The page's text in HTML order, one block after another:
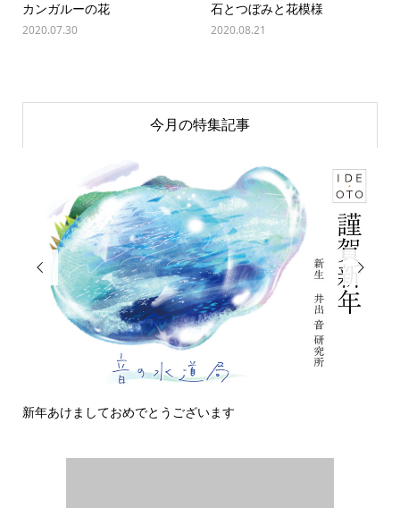
カンガルーの花
2020.07.30
石とつぼみと花模様
2020.08.21
今月の特集記事

新年あけましておめでとうございます
